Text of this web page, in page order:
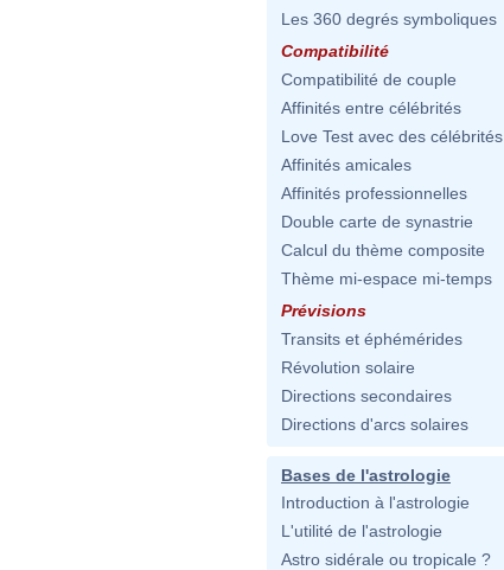
Les 360 degrés symboliques
Compatibilité
Compatibilité de couple
Affinités entre célébrités
Love Test avec des célébrités
Affinités amicales
Affinités professionnelles
Double carte de synastrie
Calcul du thème composite
Thème mi-espace mi-temps
Prévisions
Transits et éphémérides
Révolution solaire
Directions secondaires
Directions d'arcs solaires
Bases de l'astrologie
Introduction à l'astrologie
L'utilité de l'astrologie
Astro sidérale ou tropicale ?